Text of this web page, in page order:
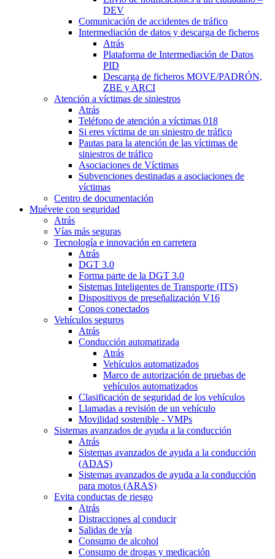
DEV
Comunicación de accidentes de tráfico
Intermediación de datos y descarga de ficheros
Atrás
Plataforma de Intermediación de Datos
PID
Descarga de ficheros MOVE/PADRÓN,
ZBE y ARCI
Atención a víctimas de siniestros
Atrás
Teléfono de atención a víctimas 018
Si eres víctima de un siniestro de tráfico
Pautas para la atención de las víctimas de
siniestros de tráfico
Asociaciones de Víctimas
Subvenciones destinadas a asociaciones de
víctimas
Centro de documentación
Muévete con seguridad
Atrás
Vías más seguras
Tecnología e innovación en carretera
Atrás
DGT 3.0
Forma parte de la DGT 3.0
Sistemas Inteligentes de Transporte (ITS)
Dispositivos de preseñalización V16
Conos conectados
Vehículos seguros
Atrás
Conducción automatizada
Atrás
Vehículos automatizados
Marco de autorización de pruebas de
vehículos automatizados
Clasificación de seguridad de los vehículos
Llamadas a revisión de un vehículo
Movilidad sostenible - VMPs
Sistemas avanzados de ayuda a la conducción
Atrás
Sistemas avanzados de ayuda a la conducción
(ADAS)
Sistemas avanzados de ayuda a la conducción
para motos (ARAS)
Evita conductas de riesgo
Atrás
Distracciones al conducir
Salidas de vía
Consumo de alcohol
Consumo de drogas y medicación